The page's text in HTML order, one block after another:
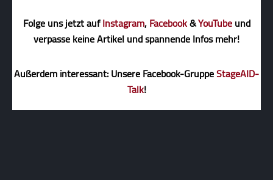
Folge uns jetzt aufInstagram,Facebook&YouTubeund
verpasse keine Artikel und spannende Infos mehr!
Außerdem interessant: Unsere Facebook-GruppeStageAID-
Talk!